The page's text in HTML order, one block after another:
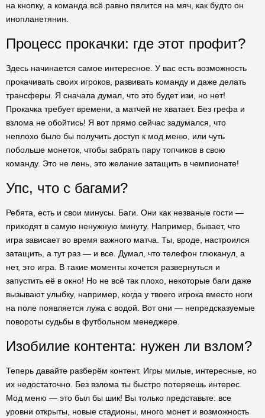
на кнопку, а команда всё равно пялится на мяч, как будто он
инопланетянин.
Процесс прокачки: где этот профит?
Здесь начинается самое интересное. У вас есть возможность
прокачивать своих игроков, развивать команду и даже делать
трансферы. Я сначала думал, что это будет изи, но нет!
Прокачка требует времени, а матчей не хватает. Без грефа и
взлома не обойтись! Я вот прямо сейчас задумался, что
неплохо было бы получить доступ к мод меню, или чуть
побольше монеток, чтобы забрать пару топчиков в свою
команду. Это не лень, это желание затащить в чемпионате!
Упс, что с багами?
Ребята, есть и свои минусы. Баги. Они как незваные гости —
приходят в самую ненужную минуту. Например, бывает, что
игра зависает во время важного матча. Ты, вроде, настроился
затащить, а тут раз — и все. Думал, что телефон глюканул, а
нет, это игра. В такие моменты хочется развернуться и
запустить её в окно! Но не всё так плохо, некоторые баги даже
вызывают улыбку, например, когда у твоего игрока вместо ноги
на поле появляется лужа с водой. Вот они — непредсказуемые
повороты судьбы в футбольном менеджере.
Изобилие контента: нужен ли взлом?
Теперь давайте разберём контент. Игры милые, интересные, но
их недостаточно. Без взлома ты быстро потеряешь интерес.
Мод меню — это был бы шик! Вы только представьте: все
уровни открыты, новые стадионы, много монет и возможность